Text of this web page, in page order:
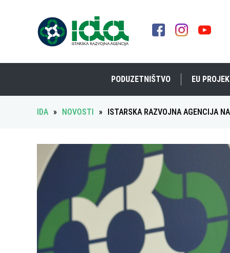
PODUZETNIŠTVO EU
IDA » NOVOSTI » ISTARSKA RAZVOJNA AGENCIJA